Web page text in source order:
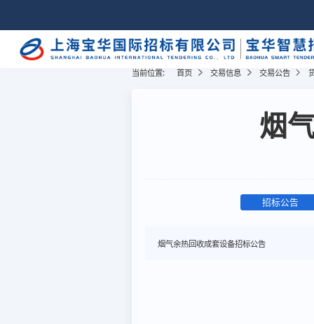
当前位置: 首页 交易信息 交易公告
烟
招标公告
烟气余热回收成套设备招标公告